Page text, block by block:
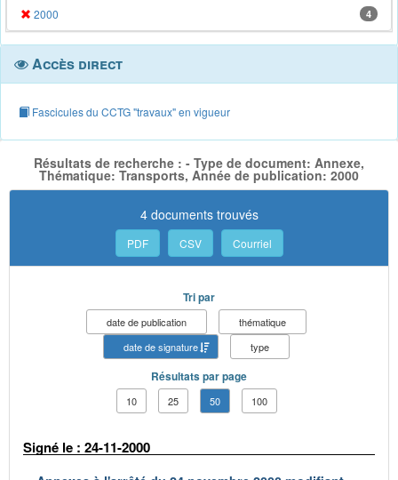
2000 4
Accès direct
Fascicules du CCTG "travaux" en vigueur
Résultats de recherche : - Type de document: Annexe,
Thématique: Transports, Année de publication: 2000
4 documents trouvés
PDF CSV Courriel
Tri par
date de publication
thématique
date de signature
type
Résultats par page
10 25 50 100
Signé le : 24-11-2000